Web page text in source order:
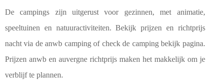
De campings zijn uitgerust voor gezinnen, met animatie,
speeltuinen en natuuractiviteiten. Bekijk prijzen en richtprijs
nacht via de anwb camping of check de camping bekijk pagina.
Prijzen anwb en auvergne richtprijs maken het makkelijk om je
verblijf te plannen.